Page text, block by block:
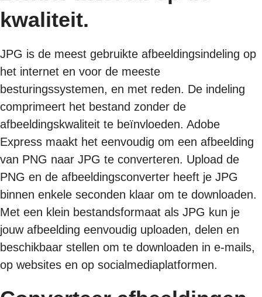
kwaliteit.
JPG is de meest gebruikte afbeeldingsindeling op
het internet en voor de meeste
besturingssystemen, en met reden. De indeling
comprimeert het bestand zonder de
afbeeldingskwaliteit te beïnvloeden. Adobe
Express maakt het eenvoudig om een afbeelding
van PNG naar JPG te converteren. Upload de
PNG en de afbeeldingsconverter heeft je JPG
binnen enkele seconden klaar om te downloaden.
Met een klein bestandsformaat als JPG kun je
jouw afbeelding eenvoudig uploaden, delen en
beschikbaar stellen om te downloaden in e-mails,
op websites en op socialmediaplatformen.